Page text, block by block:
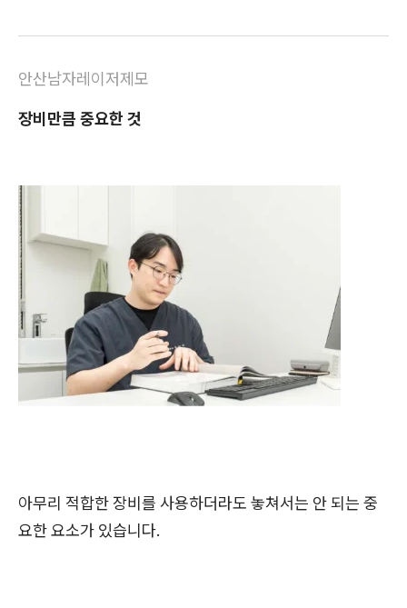
안산남자레이저제모
장비만큼 중요한 것
아무리 적합한 장비를 사용하더라도 놓쳐서는 안 되는 중
요한 요소가 있습니다.